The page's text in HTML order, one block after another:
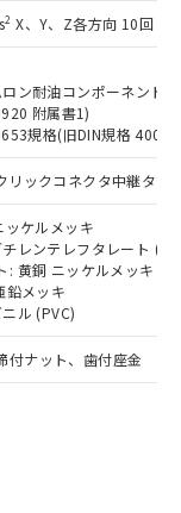
2 X、Y、Z各方向 10回
ン耐油コンポーネント
附属書1)
規格(旧DIN規格
リックコネクタ中継タイ
ッケルメッキ
レンテレフタレート
: 黄銅 ニッケルメッキ
鉛メッキ
ル (PVC)
付ナット、歯付座金
および標
ことをご
格はお客
担当のオ
販売員に
社販売拠
をご確認
を当社の
または開
作成サー
、I-Web
以下、 カド
ビフェニル
エーテル類
ルヘキシ
タル酸ブチ
酸ジブチル
ブチル
を超える意
、予定
Cd(カドミウ
化ビフェ
ニルエーテ
フタル酸ジ
ルベンジ
てが基
て有害物
な影響を
取引許
続きを
合は、完
出されな
。
サイ
はその他
等に一切
販売する
容を当
当社は、
係者が違
合は、取
庫あり
につ
先、ま
ン制御
にご確
状況の
種